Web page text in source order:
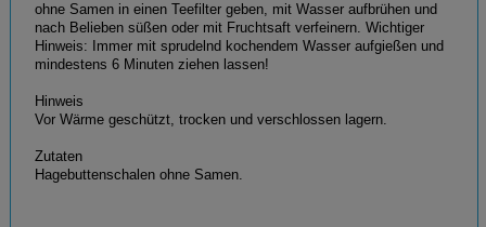
ohne Samen in einen Teefilter geben, mit Wasser aufbrühen und
nach Belieben süßen oder mit Fruchtsaft verfeinern. Wichtiger
Hinweis: Immer mit sprudelnd kochendem Wasser aufgießen und
mindestens 6 Minuten ziehen lassen!
Hinweis
Vor Wärme geschützt, trocken und verschlossen lagern.
Zutaten
Hagebuttenschalen ohne Samen.